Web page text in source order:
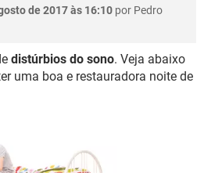
de 2017 às 16:10 por Pedro
distúrbios do sono. Veja abaixo
uma boa e restauradora noite de